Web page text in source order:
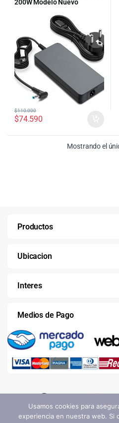
200W Modelo Nuevo
$74.590
$110.000
Mostrando el
Productos
Ubicacion
Interes
Medios de Pago
Usamos cookies para
experiencia en nuestra web. Si